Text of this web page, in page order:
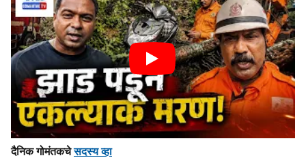
दैनिक गोमंतकचेसदस्य व्हा